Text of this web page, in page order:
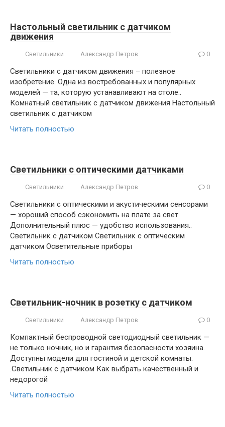
Настольный светильник с датчиком
движения
Светильники Александр Петров 0
Светильники с датчиком движения – полезное
изобретение. Одна из востребованных и популярных
моделей — та, которую устанавливают на столе..
Комнатный светильник с датчиком движения Настольный
светильник с датчиком
Читать полностью
Светильники с оптическими датчиками
Светильники Александр Петров 0
Светильники с оптическими и акустическими сенсорами
— хороший способ сэкономить на плате за свет.
Дополнительный плюс — удобство использования..
Светильник с датчиком Светильник с оптическим
датчиком Осветительные приборы
Читать полностью
Светильник-ночник в розетку с датчиком
Светильники Александр Петров 0
Компактный беспроводной светодиодный светильник —
не только ночник, но и гарантия безопасности хозяина.
Доступны модели для гостиной и детской комнаты.
.Светильник с датчиком Как выбрать качественный и
недорогой
Читать полностью